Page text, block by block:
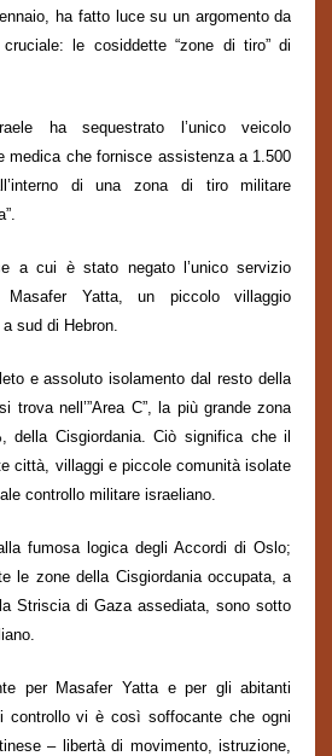
ha fatto luce su un argomento da
le cosiddette “zone di tiro” di
ha sequestrato l’unico veicolo
medica che fornisce assistenza a 1.500
di una zona di tiro militare
a cui è stato negato l’unico servizio
Masafer Yatta, un piccolo villaggio
sud di Hebron.
e assoluto isolamento dal resto della
trova nell’”Area C”, la più grande zona
della Cisgiordania. Ciò significa che il
città, villaggi e piccole comunità isolate
controllo militare israeliano.
fumosa logica degli Accordi di Oslo;
le zone della Cisgiordania occupata, a
Striscia di Gaza assediata, sono sotto
per Masafer Yatta e per gli abitanti
controllo vi è così soffocante che ogni
– libertà di movimento, istruzione,